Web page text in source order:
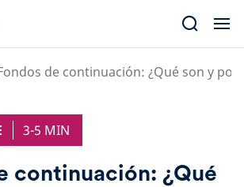
de continuación: ¿Qué son y por
3-5 MIN
continuación: ¿Qué